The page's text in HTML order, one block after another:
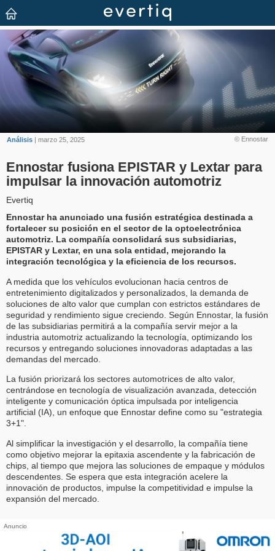
© Ennostar
Análisis | marzo 25, 2025
Ennostar fusiona EPISTAR y Lextar para
impulsar la innovación automotriz
Evertiq
Ennostar ha anunciado una fusión estratégica destinada a
fortalecer su posición en el sector de la optoelectrónica
automotriz. La compañía consolidará sus subsidiarias,
EPISTAR y Lextar, en una sola entidad, mejorando la
integración tecnológica y la eficiencia de los recursos.
A medida que los vehículos evolucionan hacia centros de
entretenimiento digitalizados y personalizados, la demanda de
soluciones de alto valor que cumplan con estrictos estándares de
seguridad y rendimiento sigue creciendo. Según Ennostar, la fusión
de las subsidiarias permitirá a la compañía servir mejor a la
industria automotriz actualizando la tecnología, optimizando los
recursos y entregando soluciones innovadoras adaptadas a las
demandas del mercado.
La fusión priorizará los sectores automotrices de alto valor,
centrándose en tecnología de visualización avanzada, detección
inteligente y comunicación óptica impulsada por inteligencia
artificial (IA), un enfoque que Ennostar define como su "estrategia
3+1".
Al simplificar la investigación y el desarrollo, la compañía tiene
como objetivo mejorar la epitaxia ascendente y la fabricación de
chips, al tiempo que mejora las soluciones de empaque y módulos
descendentes. Se espera que esta integración acelere la
innovación de productos, impulse la competitividad e impulse la
expansión del mercado.
Anuncio